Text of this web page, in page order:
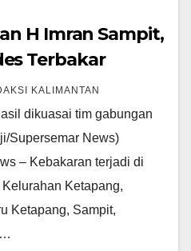
H Imran Sampit,
Terbakar
KALIMANTAN
dikuasai tim gabungan
Supersemar News)
– Kebakaran terjadi di
Ketapang,
Ketapang, Sampit,